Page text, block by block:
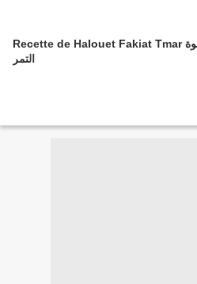
Recette de Halouet Fakiat Tmar حلوة
التمر